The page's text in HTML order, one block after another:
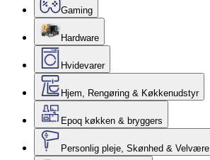
Gaming
Hardware
Hvidevarer
Hjem, Rengøring & Køkkenudstyr
Epoq køkken & bryggers
Personlig pleje, Skønhed & Velvære